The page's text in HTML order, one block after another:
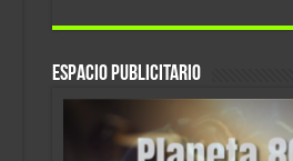
Espacio Publicitario